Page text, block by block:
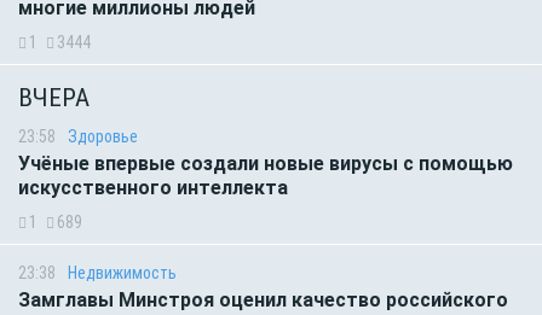
многие миллионы людей
1 3444
ВЧЕРА
23:58 Здоровье
Учёные впервые создали новые вирусы с помощью
искусственного интеллекта
1 689
23:38 Недвижимость
Замглавы Минстроя оценил качество российского